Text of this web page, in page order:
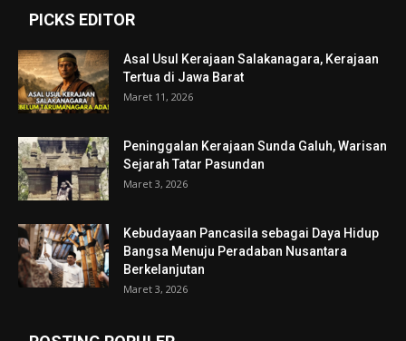
PICKS EDITOR
Asal Usul Kerajaan Salakanagara, Kerajaan
Tertua di Jawa Barat
Maret 11, 2026
Peninggalan Kerajaan Sunda Galuh, Warisan
Sejarah Tatar Pasundan
Maret 3, 2026
Kebudayaan Pancasila sebagai Daya Hidup
Bangsa Menuju Peradaban Nusantara
Berkelanjutan
Maret 3, 2026